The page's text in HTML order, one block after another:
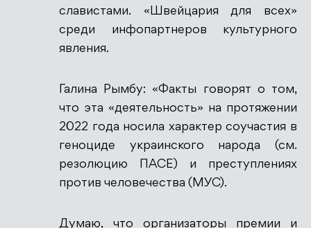
славистами. «Швейцария для всех»
среди инфопартнеров культурного
явления.
Галина Рымбу: «Факты говорят о том,
что эта «деятельность» на протяжении
2022 года носила характер соучастия в
геноциде украинского народа (см.
резолюцию ПАСЕ) и преступлениях
против человечества (МУС).
Думаю, что организаторы премии и